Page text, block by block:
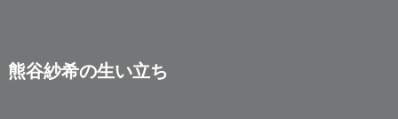
熊谷紗希の生い立ち